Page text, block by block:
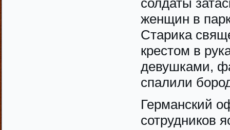
солдаты
женщин в
Старика
крестом в
девушками,
спалили
Германский
сотрудников